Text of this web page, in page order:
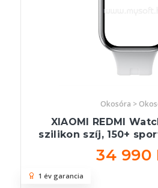
Okosóra >
XIAOMI REDMI
szilikon szíj, 150+
34 990
1 év garancia